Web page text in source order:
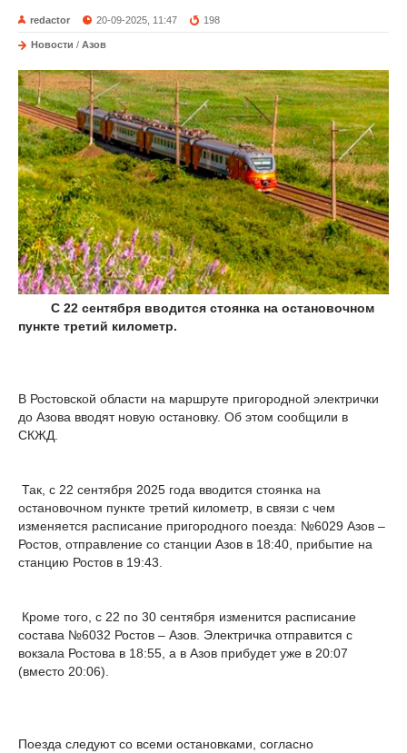
redactor 20-09-2025, 11:47 198
Новости / Азов
С 22 сентября вводится стоянка на остановочном
пункте третий километр.
В Ростовской области на маршруте пригородной электрички
до Азова вводят новую остановку. Об этом сообщили в
СКЖД.
Так, с 22 сентября 2025 года вводится стоянка на
остановочном пункте третий километр, в связи с чем
изменяется расписание пригородного поезда: №6029 Азов –
Ростов, отправление со станции Азов в 18:40, прибытие на
станцию Ростов в 19:43.
Кроме того, с 22 по 30 сентября изменится расписание
состава №6032 Ростов – Азов. Электричка отправится с
вокзала Ростова в 18:55, а в Азов прибудет уже в 20:07
(вместо 20:06).
Поезда следуют со всеми остановками, согласно